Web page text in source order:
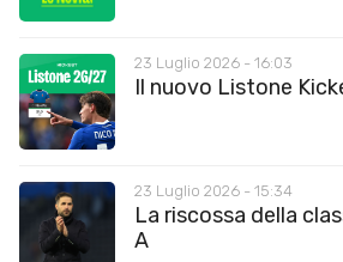
23 Luglio 2026 - 16:03
Il nuovo Listone
23 Luglio 2026 - 15:34
La riscossa della
A